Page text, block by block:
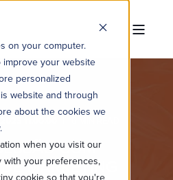
on your computer.
your website
personalized
website and through
about the cookies we
when you visit our
with your preferences,
cookie so that you're
COM
MARKETING